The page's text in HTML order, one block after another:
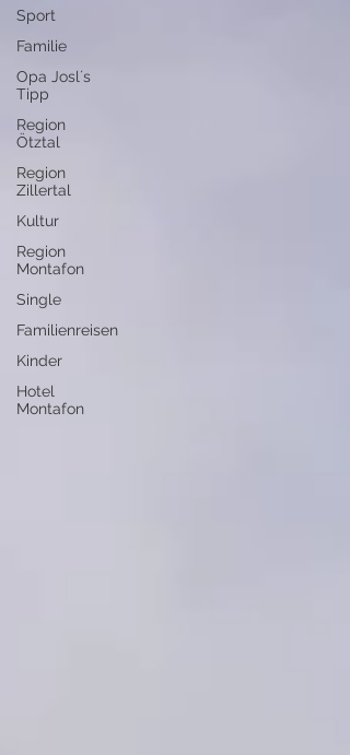
Sport
Familie
Opa Josl´s
Tipp
Region
Ötztal
Region
Zillertal
Kultur
Region
Montafon
Single
Familienreisen
Kinder
Hotel
Montafon